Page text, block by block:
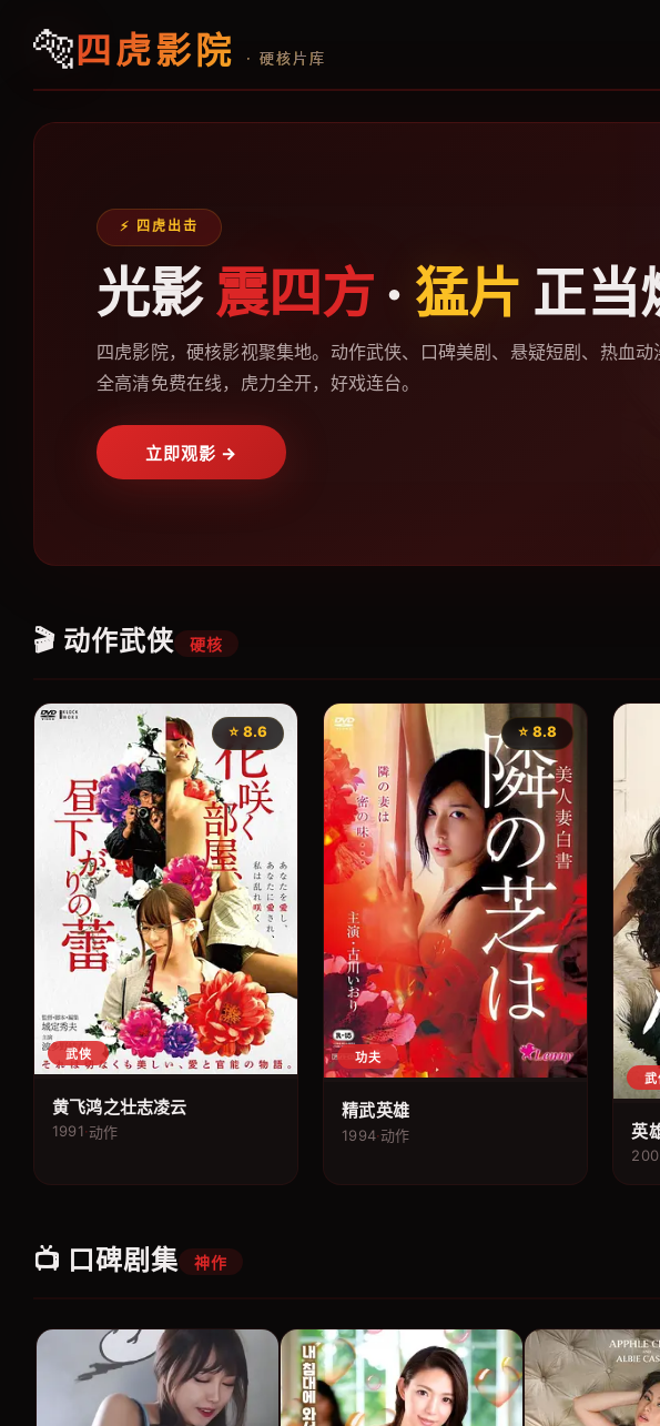
🐅四虎影院 · 硬核片库
⚡ 四虎出击
光影 震四方 · 猛片 正当
四虎影院，硬核影视聚集地。动作武侠、口碑美剧、悬疑短剧、热血动
全高清免费在线，虎力全开，好戏连台。
立即观影 →
🎬 动作武侠 硬核
⭐ 8.6
武侠
黄飞鸿之壮志凌云
1991·动作
⭐ 8.8
功夫
精武英雄
1994·动作
武
英
📺 口碑剧集 神作